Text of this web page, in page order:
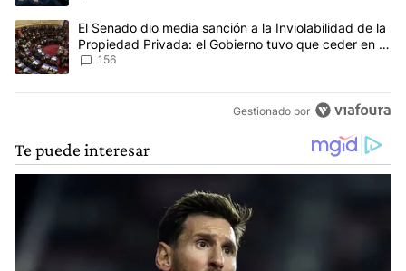
Un artículo de tendencia con el título "El Senado dio media
El Senado dio media sanción a la Inviolabilidad de la
Propiedad Privada: el Gobierno tuvo que ceder en la
Ley del Manejo del Fuego
156
Gestionado por